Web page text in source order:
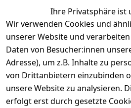
Kundenbewertungen
Durchschnittliche
Basierend auf 0
Bewertung
Ihre Privatsphäre ist
Wir verwenden Cookies und
unserer Website und
Daten von Besucher:innen
Adresse), um z.B. Inhalte zu
von Drittanbietern einzubinden
unsere Website zu analysieren.
erfolgt erst durch gesetzte